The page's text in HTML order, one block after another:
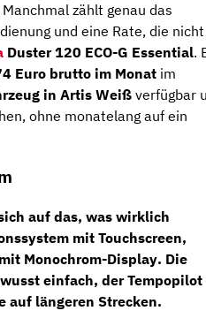
zählt genau das
und eine Rate, die nicht
Duster 120 ECO-G Essential.
Euro brutto im Monat im
in Artis Weiß verfügbar
ohne monatelang auf ein
auf das, was wirklich
mit Touchscreen,
Monochrom-Display. Die
einfach, der
auf längeren Strecken.